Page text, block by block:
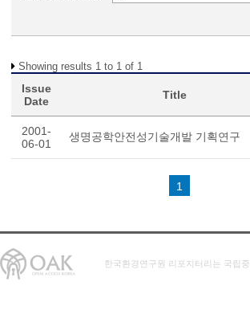
Showing results 1 to 1 of 1
Issue
Date
Title
2001-
06-01
생명공학안전성기술개발 기획연구
1
한국환경연구원 리포지터리는 국립